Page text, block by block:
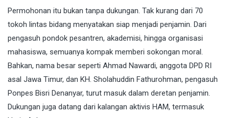
Permohonan itu bukan tanpa dukungan. Tak kurang dari 70
tokoh lintas bidang menyatakan siap menjadi penjamin. Dari
pengasuh pondok pesantren, akademisi, hingga organisasi
mahasiswa, semuanya kompak memberi sokongan moral.
Bahkan, nama besar seperti Ahmad Nawardi, anggota DPD RI
asal Jawa Timur, dan KH. Sholahuddin Fathurohman, pengasuh
Ponpes Bisri Denanyar, turut masuk dalam deretan penjamin.
Dukungan juga datang dari kalangan aktivis HAM, termasuk